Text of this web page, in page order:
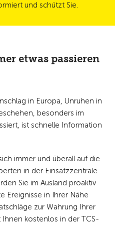
und schützt Sie.
etwas passieren
in Europa, Unruhen in
besonders im
ist schnelle Information
immer und überall auf die
in der Einsatzzentrale
Sie im Ausland proaktiv
Ereignisse in Ihrer Nähe
zur Wahrung Ihrer
Ihnen kostenlos in der TCS-